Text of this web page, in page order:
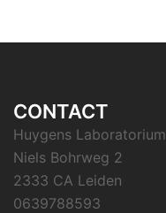
CONTACT
Huygens Laboratorium
Niels Bohrweg 2
2333 CA Leiden
0639788593